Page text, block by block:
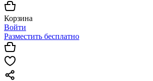
Корзина
Войти
Разместить бесплатно